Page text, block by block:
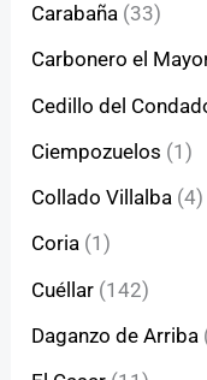
Carabaña (33)
Carbonero el
Cedillo del
Ciempozuelos (1)
Collado Villalba (4)
Coria (1)
Cuéllar (142)
Daganzo de Arriba